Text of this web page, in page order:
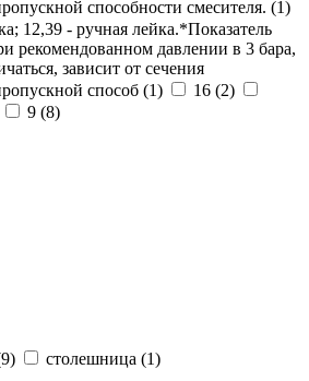
способности смесителя. (1)
12,39 - ручная лейка.*Показатель
рекомендованном давлении в 3 бара,
зависит от сечения
способ (1) 16 (2)
9 (8)
9) столешница (1)